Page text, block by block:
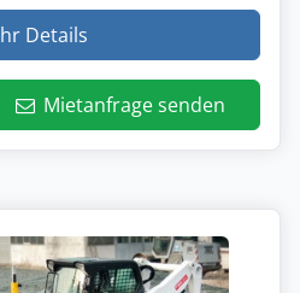
Details
Mietanfrage senden